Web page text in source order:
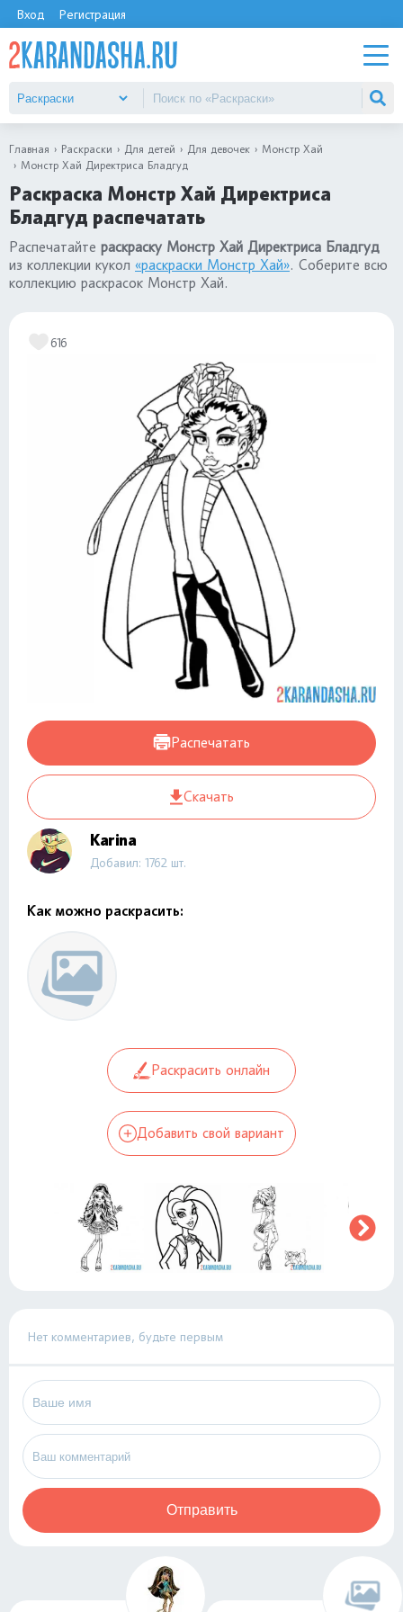
Вход Регистрация
Главная Раскраски Для детей Для девочек
Монстр Хай
Монстр Хай Директриса Бладгуд
Раскраска Монстр Хай Директриса
Бладгуд распечатать
Распечатайте раскраску Монстр Хай Директриса Бладгуд
из коллекции кукол «раскраски Монстр Хай». Соберите всю
коллекцию раскрасок Монстр Хай.
616
Распечатать
Скачать
Karina
Добавил: 1762 шт.
Как можно раскрасить:
Раскрасить онлайн
Добавить свой вариант
Нет комментариев, будьте первым
Отправить